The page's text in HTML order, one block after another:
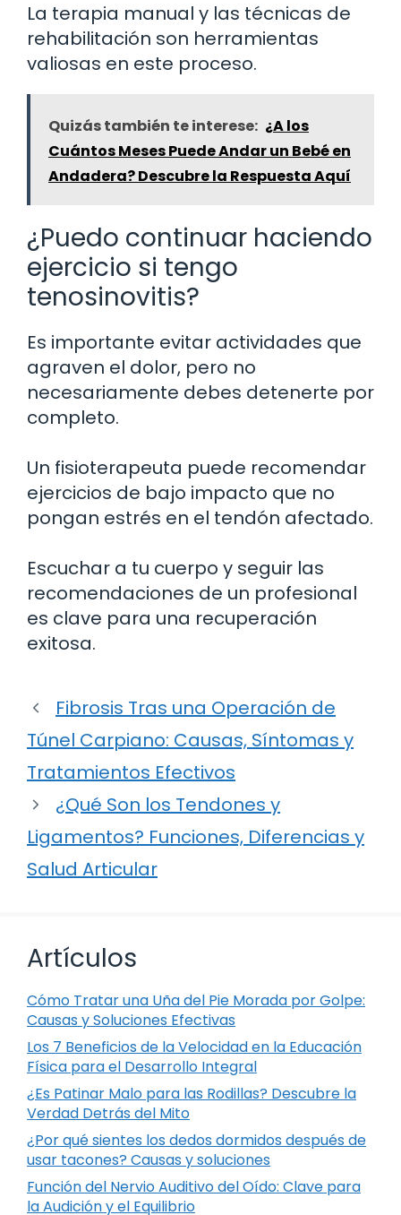
La terapia manual y las técnicas de
rehabilitación son herramientas
valiosas en este proceso.
Quizás también te interese: ¿A los
Cuántos Meses Puede Andar un Bebé en
Andadera? Descubre la Respuesta Aquí
¿Puedo continuar haciendo
ejercicio si tengo
tenosinovitis?
Es importante evitar actividades que
agraven el dolor, pero no
necesariamente debes detenerte por
completo.
Un fisioterapeuta puede recomendar
ejercicios de bajo impacto que no
pongan estrés en el tendón afectado.
Escuchar a tu cuerpo y seguir las
recomendaciones de un profesional
es clave para una recuperación
exitosa.
Fibrosis Tras una Operación de
Túnel Carpiano: Causas, Síntomas y
Tratamientos Efectivos
¿Qué Son los Tendones y
Ligamentos? Funciones, Diferencias y
Salud Articular
Artículos
Cómo Tratar una Uña del Pie Morada por Golpe:
Causas y Soluciones Efectivas
Los 7 Beneficios de la Velocidad en la Educación
Física para el Desarrollo Integral
¿Es Patinar Malo para las Rodillas? Descubre la
Verdad Detrás del Mito
¿Por qué sientes los dedos dormidos después de
usar tacones? Causas y soluciones
Función del Nervio Auditivo del Oído: Clave para
la Audición y el Equilibrio